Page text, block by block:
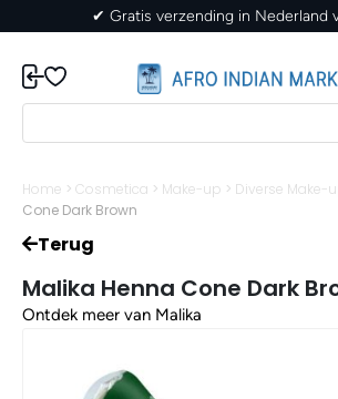
✔ Gratis verzending in Nederland
Home > Cosmetica > Make-up > Diverse Make-
Cone Dark Brown
Terug
Malika Henna Cone Dark
Ontdek meer van Malika